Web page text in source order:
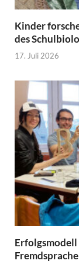
Kinder
des
17. Juli 2026